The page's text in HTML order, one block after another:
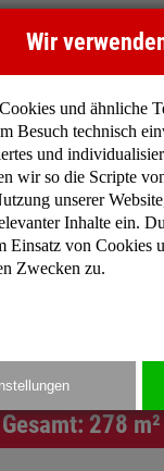
einem Dach
278 m²
Wir
und ähnliche
Besuch technisch
und
wir so die Scripte
unserer
Inhalte ein.
Einsatz von Cookies
Zwecken zu.